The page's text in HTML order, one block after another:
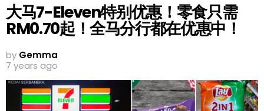
大马7-Eleven特别优惠！零食只需
RM0.70起！全马分行都在优惠中！
by Gemma
7 years ago